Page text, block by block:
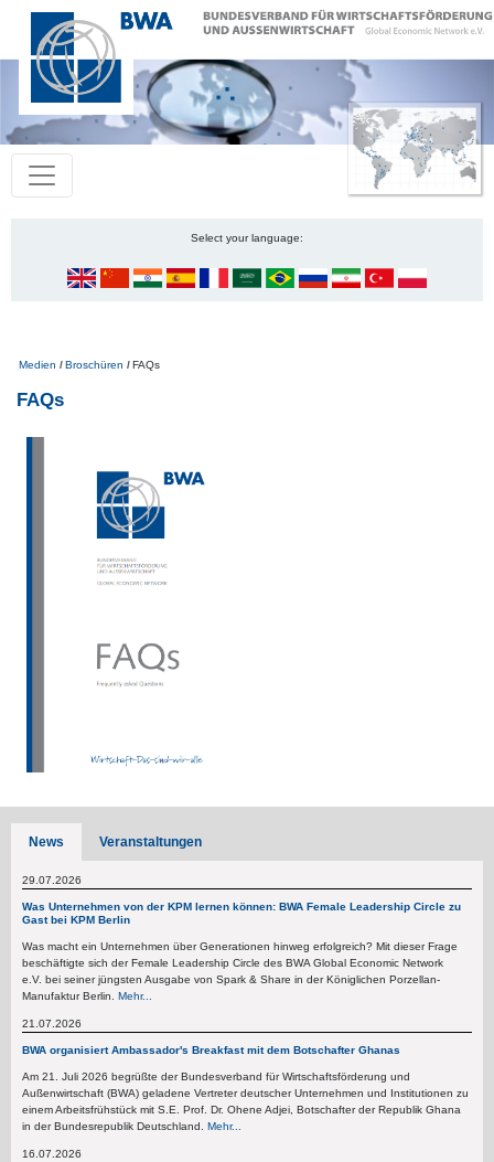
Select your language:
Pfadnavigation
Medien Broschüren FAQs
FAQs
News Veranstaltungen
29.07.2026
Was Unternehmen von der KPM lernen können: BWA Female Leadership Circle zu
Gast bei KPM Berlin
Was macht ein Unternehmen über Generationen hinweg erfolgreich? Mit dieser Frage
beschäftigte sich der Female Leadership Circle des BWA Global Economic Network
e.V. bei seiner jüngsten Ausgabe von Spark & Share in der Königlichen Porzellan-
Manufaktur Berlin. Mehr...
21.07.2026
BWA organisiert Ambassador's Breakfast mit dem Botschafter Ghanas
Am 21. Juli 2026 begrüßte der Bundesverband für Wirtschaftsförderung und
Außenwirtschaft (BWA) geladene Vertreter deutscher Unternehmen und Institutionen zu
einem Arbeitsfrühstück mit S.E. Prof. Dr. Ohene Adjei, Botschafter der Republik Ghana
in der Bundesrepublik Deutschland. Mehr...
16.07.2026